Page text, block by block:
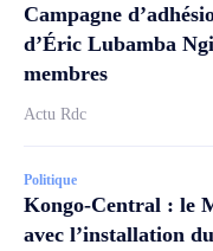
Campagne
d’Éric Lubamba
membres
Actu Rdc
Politique
Kongo-Central : le
avec l’installation